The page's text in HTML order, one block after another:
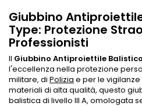
Giubbino
Type: Protezione
Professionisti
Il Giubbino Antiproiettile
l'eccellenza nella protezione
militare, di Polizia e per le
materiali di alta qualità, questo
balistica di livello III A, omologata